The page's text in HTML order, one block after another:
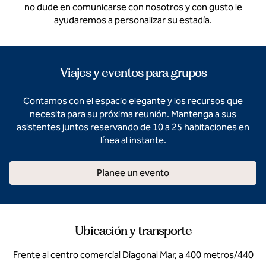
no dude en comunicarse con nosotros y con gusto le
ayudaremos a personalizar su estadía.
Viajes y eventos para grupos
Contamos con el espacio elegante y los recursos que
necesita para su próxima reunión. Mantenga a sus
asistentes juntos reservando de 10 a 25 habitaciones en
línea al instante.
Planee un evento
Ubicación y transporte
Frente al centro comercial Diagonal Mar, a 400 metros/440